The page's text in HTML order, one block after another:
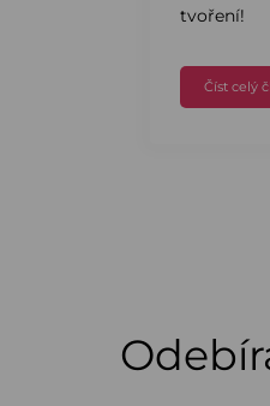
tvoření!
Číst celý